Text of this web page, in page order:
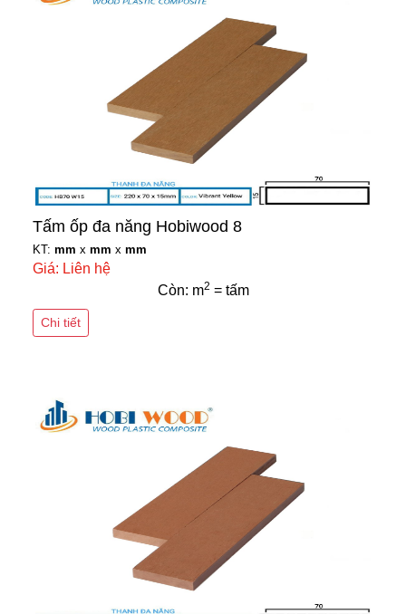
Tấm ốp đa năng Hobiwood 8
KT: mm x mm x mm
Giá: Liên hệ
Còn: m2 = tấm
Chi tiết